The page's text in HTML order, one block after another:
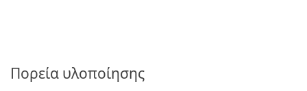
Πορεία υλοποίησης